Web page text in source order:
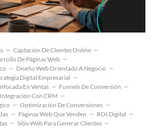
Captación De Clientes Online
De Páginas Web
Diseño Web Orientado A Negocio
Digital Empresarial
En Ventas
Funnels De Conversión
Integración Con CRM
Optimización De Conversiones
Páginas Web Que Venden
ROI Digital
Sitio Web Para Generar Clientes